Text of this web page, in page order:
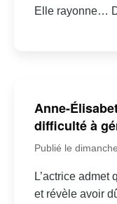
Elle rayonne…
Anne-
difficulté à
Publié le
L’actrice admet
et révèle avoir